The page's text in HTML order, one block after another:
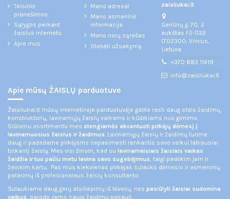
Teisinis
pranešimas
Sąlygos perkant
žaislus internetu
Apie mus
Mano adresai
Mano asmeninė
informacija
Mano norų sąrašas
Stebėti užsakymą
zaisliukai.lt
Gariūnų g. 70, 2
aukštas F2-032
LT02300, Vilnius,
Lietuva
+370 683 11419
info@zaisliukai.lt
Apie mūsų ŽAISLŲ parduotuve
Žaisliukai.lt mūsų internetinėje parduotuvėje galite rasti daug stalo žaidimų,
konstruktorių, lavinamųjų žaislų vaikams ir kūdikiams nuo gimimo.
Siūlomu asortimentu mes stengiamės akcentuoti pirkėjų dėmesį į
lavinamuosius žaislus ir žaidimus. Lavinamųjų žaislų ir žaidimų turime
daug ir padedame pirkėjams nepasimesti renkantis savo vaikui labiausiai
tinkantį žaislą. Mes visi žinom, kad su lavinamaisiais žaislais vaikas
žaidžia ir tuo pačiu metu lavina savo sugebėjimus, taigi padėkim jam ir
žaiskim kartu. Pas mus kiekvienas pirkėjas sulauks dėmesio ir asmeninių
patarimų iš profesionalaus žaislų konsultanto.
Sulaukiame daug gerų atsiliepimų iš tėvelių, nes pasiūlyti žaislai sudomina
vaikus , parodo jiems naują žaidimų pasaulį.